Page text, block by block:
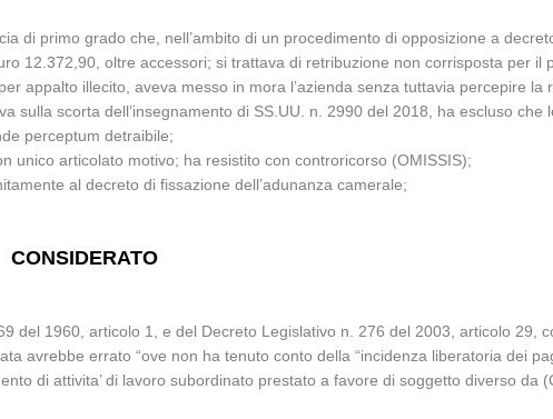
di primo grado che, nell’ambito di un procedimento di opposizione a
12.372,90, oltre accessori; si trattava di retribuzione non corrisposta per il
appalto illecito, aveva messo in mora l’azienda senza tuttavia percepire la
scorta dell’insegnamento di SS.UU. n. 2990 del 2018, ha escluso che
perceptum detraibile;
unico articolato motivo; ha resistito con controricorso (OMISSIS);
al decreto di fissazione dell’adunanza camerale;
CONSIDERATO
del 1960, articolo 1, e del Decreto Legislativo n. 276 del 2003, articolo 29,
avrebbe errato “ove non ha tenuto conto della “incidenza liberatoria dei
di attivita’ di lavoro subordinato prestato a favore di soggetto diverso da